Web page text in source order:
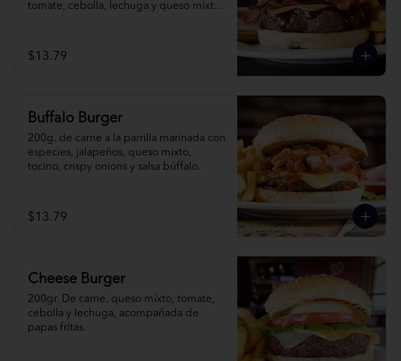
tomate, cebolla, lechuga y queso mixto,
$13.79
Buffalo Burger
200g. de carne a la parrilla marinada con
especies, jalapeños, queso mixto,
tocino, crispy onions y salsa búffalo.
$13.79
Cheese Burger
200gr. De carne, queso mixto, tomate,
cebolla y lechuga, acompañada de
papas fritas.